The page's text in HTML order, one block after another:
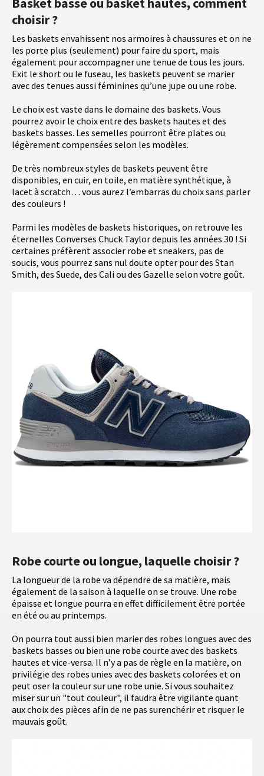
choisir ?
Les baskets envahissent nos armoires à chaussures et on ne
les porte plus (seulement) pour faire du sport, mais
également pour accompagner une tenue de tous les jours.
Exit le short ou le fuseau, les baskets peuvent se marier
avec des tenues aussi féminines qu’une jupe ou une robe.
Le choix est vaste dans le domaine des baskets. Vous
pourrez avoir le choix entre des baskets hautes et des
baskets basses. Les semelles pourront être plates ou
légèrement compensées selon les modèles.
De très nombreux styles de baskets peuvent être
disponibles, en cuir, en toile, en matière synthétique, à
lacet à scratch… vous aurez l’embarras du choix sans parler
des couleurs !
Parmi les modèles de baskets historiques, on retrouve les
éternelles Converses Chuck Taylor depuis les années 30 ! Si
certaines préfèrent associer robe et sneakers, pas de
soucis, vous pourrez sans nul doute opter pour des Stan
Smith, des Suede, des Cali ou des Gazelle selon votre goût.
Robe courte ou longue, laquelle choisir ?
La longueur de la robe va dépendre de sa matière, mais
également de la saison à laquelle on se trouve. Une robe
épaisse et longue pourra en effet difficilement être portée
en été ou au printemps.
On pourra tout aussi bien marier des robes longues avec des
baskets basses ou bien une robe courte avec des baskets
hautes et vice-versa. Il n’y a pas de règle en la matière, on
privilégie des robes unies avec des baskets colorées et on
peut oser la couleur sur une robe unie. Si vous souhaitez
miser sur un "tout couleur", il faudra être vigilante quant
aux choix des pièces afin de ne pas surenchérir et risquer le
mauvais goût.